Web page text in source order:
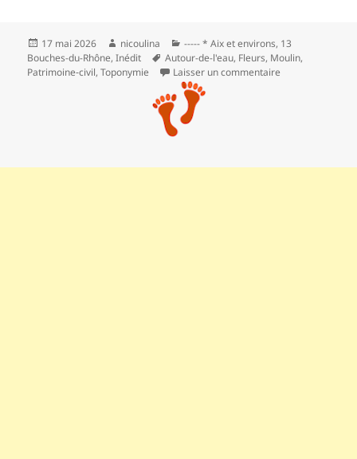
Publié
le
17 mai 2026 Auteur
nicoulina Catégories
----- * Aix et environs, 13
Bouches-du-Rhône,Inédit Mots-
clés
Autour-de-l'eau, Fleurs, Moulin,
Patrimoine‑civil,Toponymie Laisser un commentaire